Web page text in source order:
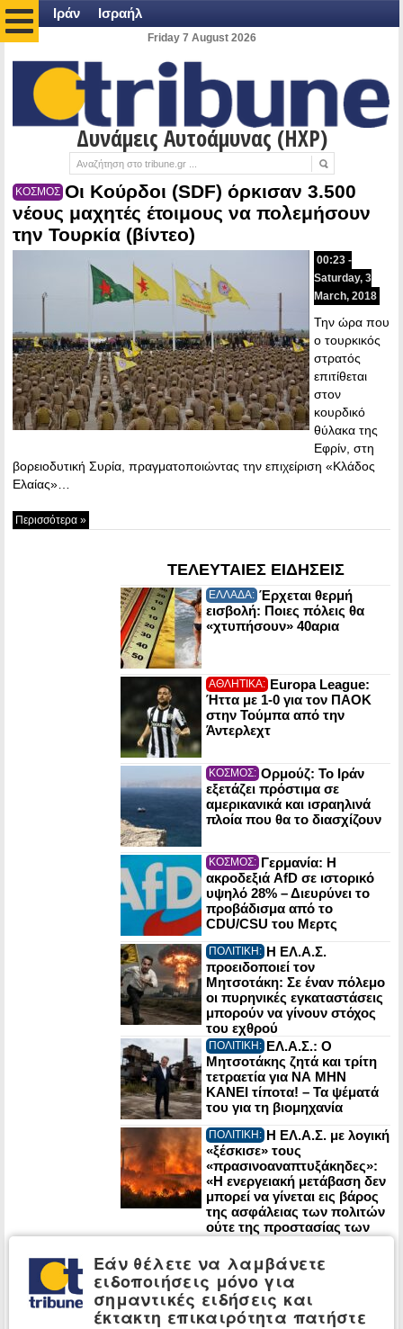
Ιράν Ισραήλ
Friday 7 August 2026
Δυνάμεις Αυτοάμυνας (HXP)
ΚΟΣΜΟΣ Οι Κούρδοι (SDF) όρκισαν 3.500
νέους μαχητές έτοιμους να πολεμήσουν
την Τουρκία (βίντεο)
00:23 -
Saturday, 3
March, 2018
Την ώρα που
ο τουρκικός
στρατός
επιτίθεται
στον
κουρδικό
θύλακα της
Εφρίν, στη
βορειοδυτική Συρία, πραγματοποιώντας την επιχείριση «Κλάδος
Ελαίας»…
Περισσότερα »
ΤΕΛΕΥΤΑΙΕΣ ΕΙΔΗΣΕΙΣ
ΕΛΛΑΔΑ: Έρχεται θερμή
εισβολή: Ποιες πόλεις θα
«χτυπήσουν» 40αρια
ΑΘΛΗΤΙΚΑ: Europa League:
Ήττα με 1-0 για τον ΠΑΟΚ
στην Τούμπα από την
Άντερλεχτ
ΚΟΣΜΟΣ: Ορμούζ: Το Ιράν
εξετάζει πρόστιμα σε
αμερικανικά και ισραηλινά
πλοία που θα το διασχίζουν
ΚΟΣΜΟΣ: Γερμανία: Η
ακροδεξιά AfD σε ιστορικό
υψηλό 28% – Διευρύνει το
προβάδισμα από το
CDU/CSU του Μερτς
ΠΟΛΙΤΙΚΗ: Η ΕΛ.Α.Σ.
προειδοποιεί τον
Μητσοτάκη: Σε έναν πόλεμο
οι πυρηνικές εγκαταστάσεις
μπορούν να γίνουν στόχος
του εχθρού
ΠΟΛΙΤΙΚΗ: ΕΛ.Α.Σ.: Ο
Μητσοτάκης ζητά και τρίτη
τετραετία για ΝΑ ΜΗΝ
ΚΑΝΕΙ τίποτα! – Τα ψέματά
του για τη βιομηχανία
ΠΟΛΙΤΙΚΗ: Η ΕΛ.Α.Σ. με λογική
«ξέσκισε» τους
«πρασινοαναπτυξάκηδες»:
«Η ενεργειακή μετάβαση δεν
μπορεί να γίνεται εις βάρος
της ασφάλειας των πολιτών
ούτε της προστασίας των
ΚΟΣΜΟΣ: Ιρανικό τελεσίγραφο
στον Τραμπ: «Αν μας
χτυπήσετε, τινάζουμε στον
αέρα την ενέργεια του
Κόλπου»
Εάν θέλετε να λαμβάνετε
ειδοποιήσεις μόνο για
σημαντικές ειδήσεις και
έκτακτη επικαιρότητα πατήστε